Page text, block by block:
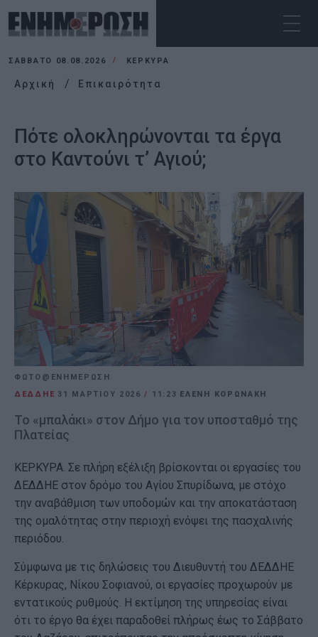
ΣΆΒΒΑΤΟ 08.08.2026 ΚΕΡΚΥΡΑ
Αρχική Επικαιρότητα
Πότε ολοκληρώνονται τα έργα
στο Καντούνι τ’ Αγιού;
ΦΩΤΟ@ΕΝΗΜΕΡΩΣΗ
ΔΕΔΔΗΕ 31 ΜΑΡΤΊΟΥ 2026/ 11:23 ΕΛΕΝΗ ΚΟΡΩΝΑΚΗ
Το «μπαλάκι» στον Δήμο για τον υποσταθμό της
Πλατείας
ΚΕΡΚΥΡΑ. Σε πλήρη εξέλιξη βρίσκονται οι εργασίες του
ΔΕΔΔΗΕ στον δρόμο του Αγίου Σπυρίδωνα, με στόχο
την αναβάθμιση των υποδομών και την αποκατάσταση
της ομαλότητας στην περιοχή ενόψει της πασχαλινής
περιόδου.
Σύμφωνα με τις δηλώσεις του Διευθυντή του ΔΕΔΔΗΕ
Κέρκυρας, Νίκου Σοφιανού, οι εργασίες προχωρούν με
εντατικούς ρυθμούς. Η εκτίμηση της υπηρεσίας είναι
ότι το έργο θα έχει παραδοθεί πλήρως έως το Σάββατο